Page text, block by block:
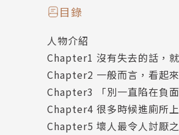
他們又該如何拯救一個不想
作者簡介
藍旗左衽
目錄
人物介紹
Chapter1 沒有失去的話，
Chapter2 一般而言，看起
Chapter3 「別一直陷在負
Chapter4 很多時候進廁所
Chapter5 壞人最令人討厭